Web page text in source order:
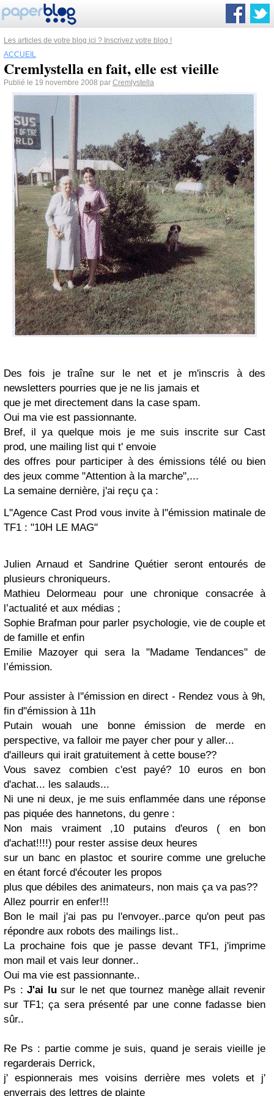
Les articles de votre blog ici ? Inscrivez votre blog !
ACCUEIL
Cremlystella en fait, elle est vieille
Publié le 19 novembre 2008 par Cremlystella
Des fois je traîne sur le net et je m'inscris à des
newsletters pourries que je ne lis jamais et
que je met directement dans la case spam.
Oui ma vie est passionnante.
Bref, ilya quelque mois je me suis inscrite surCast
prod, une mailing list qui t' envoie
des offres pour participer à des émissions télé ou bien
des jeux comme "Attention à la marche",...
La semaine dernière, j'ai reçu ça :
L''Agence Cast Prod vous invite à l''émission matinale de
TF1 : "10H LE MAG"
Julien Arnaudet Sandrine Quétier seront entourés de
plusieurs chroniqueurs.
Mathieu
Delormeau pour une chronique consacrée à
l’actualité et aux médias ;
Sophie Brafman pour parler psychologie, vie de couple et
de famille et enfin
Emilie
Mazoyerqui sera la "Madame Tendances" de
l’émission.
Pour assister à l''émission en direct - Rendez vous à 9h,
fin d''émission à 11h
Putain wouahune bonne émission de merde en
perspective, va falloir me payer cher pour y aller...
d'ailleurs qui irait gratuitement à cette bouse??
Vous savez combien c'est payé?
10 euros en bon
d'achat... les salauds...
Ni une ni deux, je me suis enflammée dans une réponse
pas piquée des hannetons, du genre :
Non mais vraiment ,10 putains d'euros ( en bon
d'achat!!!!) pour rester assise deux heures
sur un banc en plastoc etsourire comme unegreluche
en étant forcé d'écouter les propos
plus que débiles des animateurs, non mais ça va pas??
Allez pourrir en enfer!!!
Bon le mail j'ai pas pu l'envoyer..parce qu'onpeut pas
répondre aux robots des mailings list..
La prochaine fois que je passe devant TF1, j'imprime
mon mail et vais leur donner..
Oui ma vie est passionnante..
Ps :J'ai lusur le net que tournez manège allait revenir
sur TF1; ça sera présenté par une conne fadasse bien
sûr..
Re Ps : partie comme je suis, quand je serais vieille je
regarderais Derrick,
j' espionnerais mes voisins derrière mes volets et j'
enverrais des lettres de plainte